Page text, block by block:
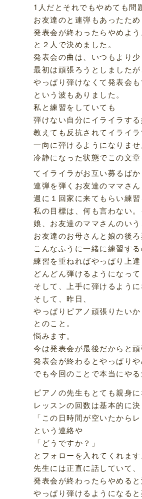
1人だとそれでもやめても問
お友達のと連弾もあったため
発表会が終わったらやめよう
と２人で決めました。
発表会の曲は、いつもより少
最初は頑張ろうとしましたが
やっぱり弾けなくて発表会も
という波もありました。
私と練習をしていても
弾けない自分にイライラする
教えても反抗されてイライ
一向に弾けるようになりませ
冷静になった状態でこの文
てイライラがお互い募るばか
連弾を弾くお友達のママさ
週に１回家に来てもらい練習
私の目標は、何も言わない。
娘、お友達のママさんのい
お友達のお母さんと娘の後ろ
こんなふうに一緒に練習す
練習を重ねればやっぱり上達
どんどん弾けるようになって
そして、上手に弾けるよう
そして、昨日、
やっぱりピアノ頑張りたい
とのこと。
悩みます。
今は発表会が最後だからと
発表会が終わるとやっぱり
でも今回のことで本当にや
ピアノの先生もとても親身
レッスンの回数は基本的に
「この日時間が空いたから
という連絡や
「どうですか？」
とフォローを入れてくれます
先生には正直に話していて、
発表会が終わったらやめる
やっぱり弾けるようになる